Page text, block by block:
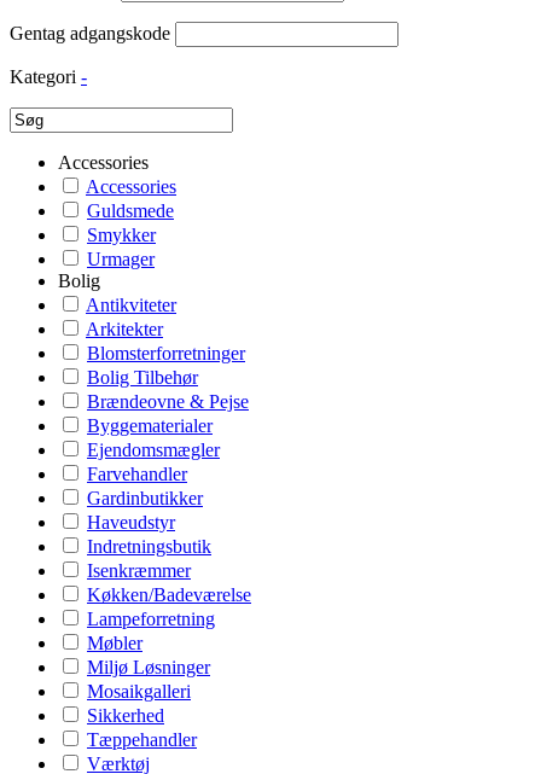
Gentag adgangskode
Kategori -
Accessories
Accessories
Guldsmede
Smykker
Urmager
Bolig
Antikviteter
Arkitekter
Blomsterforretninger
Bolig Tilbehør
Brændeovne & Pejse
Byggematerialer
Ejendomsmægler
Farvehandler
Gardinbutikker
Haveudstyr
Indretningsbutik
Isenkræmmer
Køkken/Badeværelse
Lampeforretning
Møbler
Miljø Løsninger
Mosaikgalleri
Sikkerhed
Tæppehandler
Værktøj